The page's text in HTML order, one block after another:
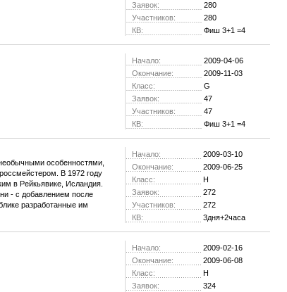
Заявок:
280
Участников:
280
КВ:
Фиш 3+1 =4
Начало:
2009-04-06
Окончание:
2009-11-03
Класс:
G
Заявок:
47
Участников:
47
КВ:
Фиш 3+1 =4
особенностями,
В 1972 году
в Рейкьявике, Исландия.
- с добавлением после
разработанные им
Начало:
2009-03-10
Окончание:
2009-06-25
Класс:
H
Заявок:
272
Участников:
272
КВ:
3дня+2часа
Начало:
2009-02-16
Окончание:
2009-06-08
Класс:
H
Заявок:
324